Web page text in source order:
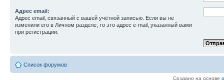
Адрес email:
Адрес email, связанный с вашей учётной записью. Если вы не
изменили его в Личном разделе, то это адрес e-mail, указанный вами
при регистрации.
Список форумов
Создано на основе